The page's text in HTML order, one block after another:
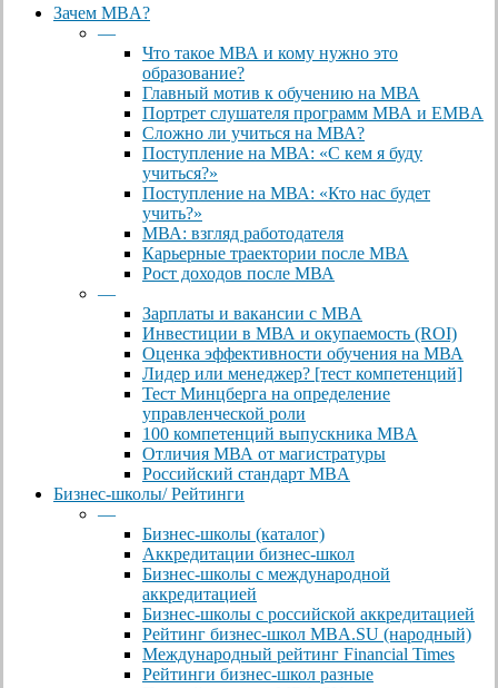
Close
Зачем MBA?
—
Что такое МВА и кому нужно это
образование?
Главный мотив к обучению на МВА
Портрет слушателя программ МВА и EMBA
Сложно ли учиться на МВА?
Поступление на МВА: «С кем я буду
учиться?»
Поступление на МВА: «Кто нас будет
учить?»
МВА: взгляд работодателя
Карьерные траектории после МВА
Рост доходов после МВА
—
Зарплаты и вакансии с MBA
Инвестиции в МВА и окупаемость (ROI)
Оценка эффективности обучения на МВА
Лидер или менеджер? [тест компетенций]
Тест Минцберга на определение
управленческой роли
100 компетенций выпускника MBA
Отличия МВА от магистратуры
Российский стандарт MBA
Бизнес-школы/ Рейтинги
—
Бизнес-школы (каталог)
Аккредитации бизнес-школ
Бизнес-школы с международной
аккредитацией
Бизнес-школы с российской аккредитацией
Рейтинг бизнес-школ MBA.SU (народный)
Международный рейтинг Financial Times
Рейтинги бизнес-школ разные